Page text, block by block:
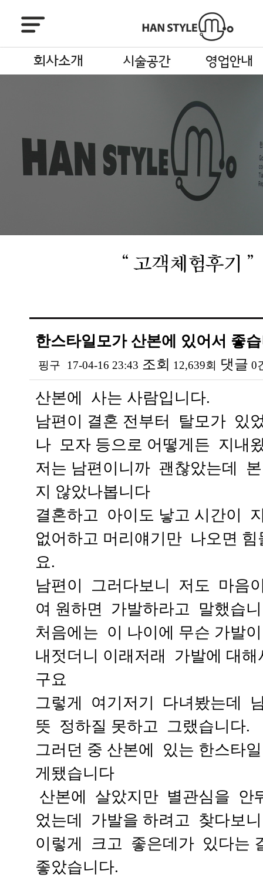
한스타일모가 산본에 있어서 좋
핑구 17-04-16 23:43 조회 12,639회 댓글 0
산본에 사는 사람입니다.
남편이 결혼 전부터 탈모가 있
나 모자 등으로 어떻게든 지내
저는 남편이니까 괜찮았는데
지 않았나봅니다
결혼하고 아이도 낳고 시간이
없어하고 머리얘기만 나오면 힘
요.
남편이 그러다보니 저도 마음
여 원하면 가발하라고 말했습
처음에는 이 나이에 무슨 가발
내젓더니 이래저래 가발에 대
구요
그렇게 여기저기 다녀봤는데
뜻 정하질 못하고 그랬습니다.
그러던 중 산본에 있는 한스타
게됐습니다
산본에 살았지만 별관심을 안
었는데 가발을 하려고 찾다보
이렇게 크고 좋은데가 있다는
좋았습니다.